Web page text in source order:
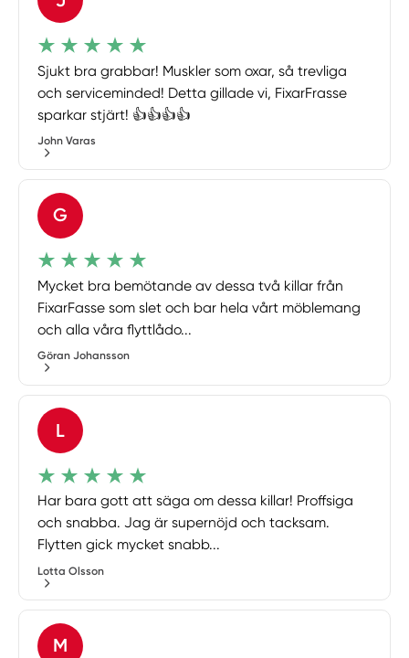
Sjukt bra grabbar! Muskler som oxar, så trevliga
och serviceminded! Detta gillade vi, FixarFrasse
sparkar stjärt! 👍👍👍👍
John Varas
G
Mycket bra bemötande av dessa två killar från
FixarFasse som slet och bar hela vårt möblemang
och alla våra flyttlådo...
Göran Johansson
L
Har bara gott att säga om dessa killar! Proffsiga
och snabba. Jag är supernöjd och tacksam.
Flytten gick mycket snabb...
Lotta Olsson
M